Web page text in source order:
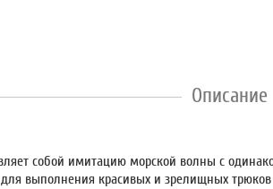
Описание
собой имитацию морской волны с
выполнения красивых и зрелищных трюков